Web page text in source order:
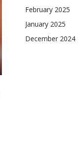
February 2025
January 2025
December 2024